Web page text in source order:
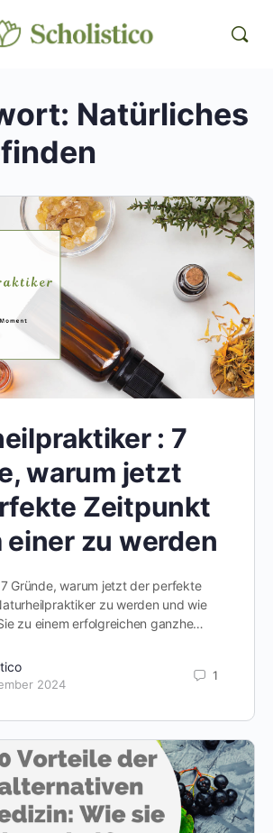
Natürliches
: 7
warum jetzt
Zeitpunkt
einer zu werden
Gründe, warum jetzt der perfekte
zu werden und wie
zu einem erfolgreichen ganzhe…
2024
1